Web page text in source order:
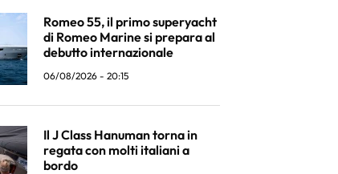
Romeo 55, il primo superyacht
di Romeo Marine si prepara al
debutto internazionale
06/08/2026 - 20:15
Il J Class Hanuman torna in
regata con molti italiani a
bordo